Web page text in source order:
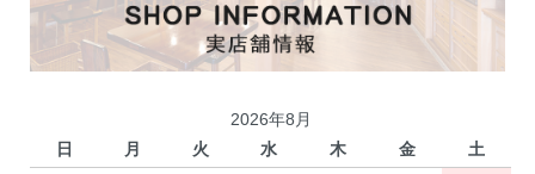
2026年8月
日
月 火 水 木 金
土